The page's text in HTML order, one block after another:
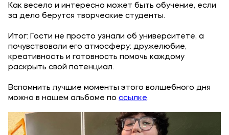
Мы в соцсетях
Как весело и интересно может быть обучение, если
за дело берутся творческие студенты.
Итог: Гости не просто узнали об университете, а
почувствовали его атмосферу: дружелюбие,
креативность и готовность помочь каждому
раскрыть свой потенциал.
Вспомнить лучшие моменты этого волшебного дня
можно в нашем альбоме по ссылке.